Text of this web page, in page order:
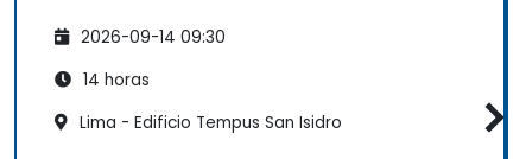
2026-09-14 09:30
14 horas
Lima - Edificio Tempus San Isidro